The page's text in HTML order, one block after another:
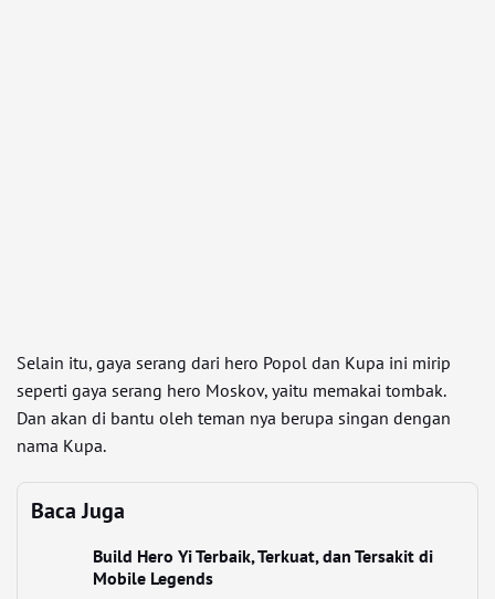
Selain itu, gaya serang dari hero Popol dan Kupa ini mirip
seperti gaya serang hero Moskov, yaitu memakai tombak.
Dan akan di bantu oleh teman nya berupa singan dengan
nama Kupa.
Baca Juga
Build Hero Yi Terbaik, Terkuat, dan Tersakit di
Mobile Legends